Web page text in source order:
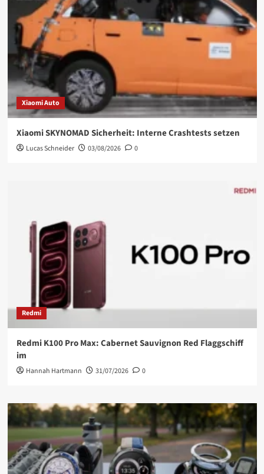
Xiaomi Auto
Xiaomi SKYNOMAD Sicherheit: Interne Crashtests setzen
Lucas Schneider 03/08/2026 0
Redmi
Redmi K100 Pro Max: Cabernet Sauvignon Red Flaggschiff
im
Hannah Hartmann 31/07/2026 0